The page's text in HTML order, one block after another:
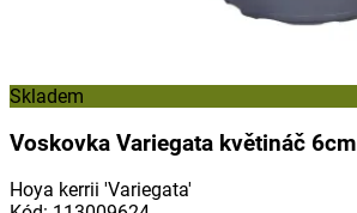
Skladem
Voskovka Variegata květináč 6cm
Hoya kerrii 'Variegata'